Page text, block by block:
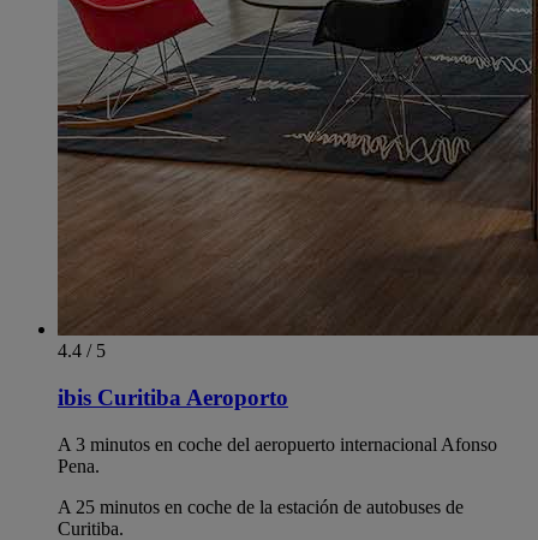
4.4 / 5
ibis Curitiba Aeroporto
A 3 minutos en coche del aeropuerto internacional Afonso
Pena.
A 25 minutos en coche de la estación de autobuses de
Curitiba.